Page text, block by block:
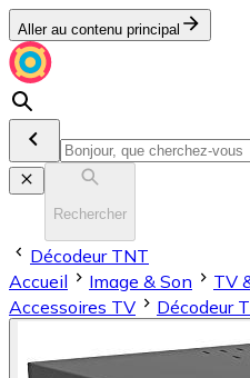
Aller au contenu principal
Rechercher
Décodeur TNT
Accueil
Image & Son
TV
Accessoires TV
Décodeur